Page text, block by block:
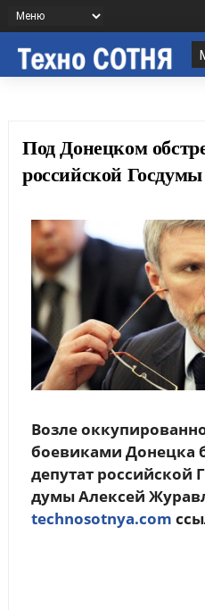
Под Донецком
российской Госдумы
Возле
боевиками Донецка
депутат российской
думы Алексей
technosotnya.com